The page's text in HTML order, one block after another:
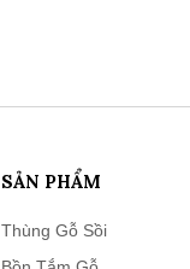
SẢN PHẨM
Thùng Gỗ Sồi